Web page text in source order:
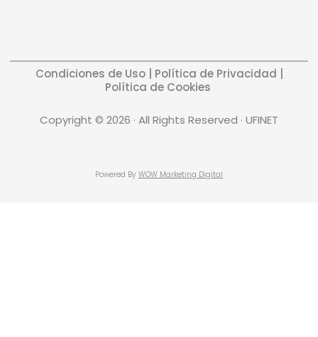
Condiciones de Uso| Política de Privacidad |
Política de Cookies
Copyright © 2026 · All Rights Reserved · UFINET
Powered By WOW Marketing Digital